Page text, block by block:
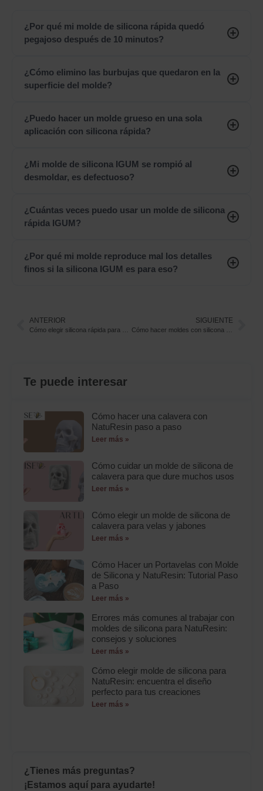
¿Por qué mi molde de silicona rápida quedó
pegajoso después de 10 minutos?
¿Cómo elimino las burbujas que quedaron en la
superficie del molde?
¿Puedo hacer un molde grueso en una sola
aplicación con silicona rápida?
¿Mi molde de silicona IGUM se rompió al
desmoldar, es defectuoso?
¿Cuántas veces puedo usar un molde de silicona
rápida IGUM?
¿Por qué mi molde reproduce mal los detalles
finos si la silicona IGUM es para eso?
ANTERIOR SIGUIENTE
Te puede interesar
Cómo hacer una calavera con
NatuResin paso a paso
Leer más »
Cómo cuidar un molde de silicona de
calavera para que dure muchos usos
Leer más »
Cómo elegir un molde de silicona de
calavera para velas y jabones
Leer más »
Cómo Hacer un Portavelas con Molde
de Silicona y NatuResin: Tutorial Paso
a Paso
Leer más »
Errores más comunes al trabajar con
moldes de silicona para NatuResin:
consejos y soluciones
Leer más »
Cómo elegir molde de silicona para
NatuResin: encuentra el diseño
perfecto para tus creaciones
Leer más »
¿Tienes más preguntas?
¡Estamos aquí para ayudarte!